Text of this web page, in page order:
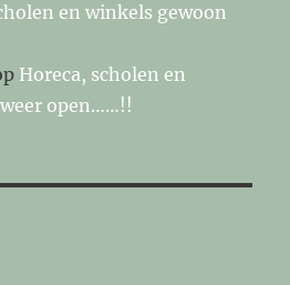
en winkels gewoon
Horeca, scholen en
open……!!